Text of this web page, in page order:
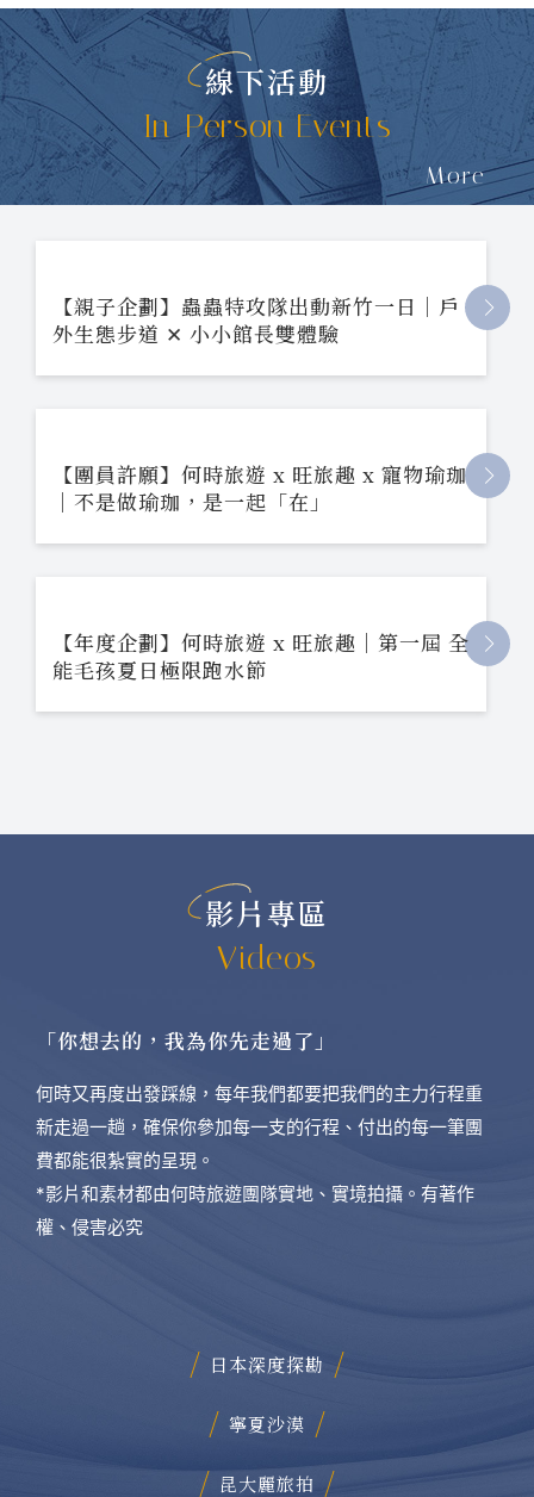
線下活動
In-Person Events
More
【親子企劃】蟲蟲特攻隊出動新竹一日｜戶
外生態步道 ✕ 小小館長雙體驗
【團員許願】何時旅遊 x 旺旅趣 x 寵物瑜珈
｜不是做瑜珈，是一起「在」
【年度企劃】何時旅遊 x 旺旅趣｜第一屆 全
能毛孩夏日極限跑水節
影片專區
Videos
「你想去的，我為你先走過了」
何時又再度出發踩線，每年我們都要把我們的主力行程重
新走過一趟，確保你參加每一支的行程、付出的每一筆團
費都能很紮實的呈現。
*影片和素材都由何時旅遊團隊實地、實境拍攝。有著作
權、侵害必究
日本深度探勘
寧夏沙漠
昆大麗旅拍